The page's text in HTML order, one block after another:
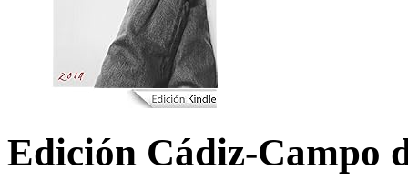
Edición Cádiz-Campo